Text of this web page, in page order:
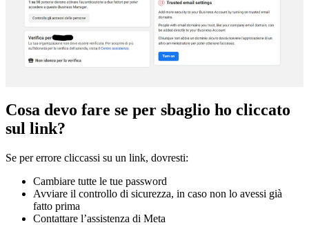
Cosa devo fare se per sbaglio ho cliccato
sul link?
Se per errore cliccassi su un link, dovresti:
Cambiare tutte le tue password
Avviare il controllo di sicurezza, in caso non lo avessi già
fatto prima
Contattare l’assistenza di Meta